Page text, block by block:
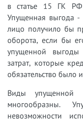
в статье 15 ГК
Упущенная выгода -
лицо получило бы
оборота, если бы
упущенной выгоды
затрат, которые
обязательство было
Виды упущенной
многообразны.
невозможности